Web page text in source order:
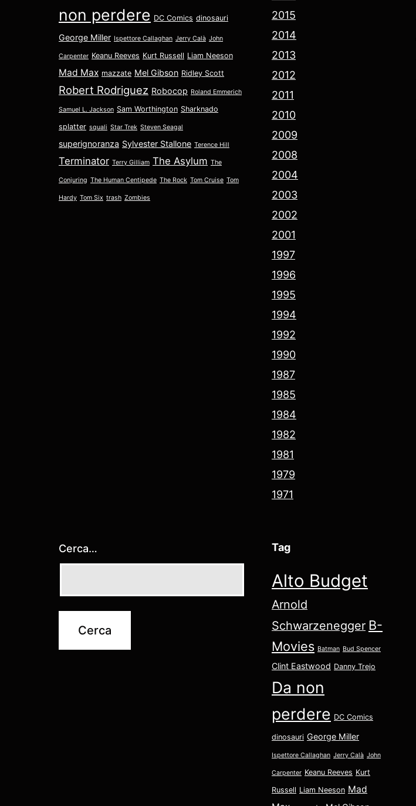
non perdere DC Comics dinosauri
George Miller Ispettore Callaghan Jerry Calà John
Carpenter Keanu Reeves Kurt Russell Liam Neeson
Mad Max mazzate Mel Gibson Ridley Scott
Robert Rodriguez Robocop Roland Emmerich
Samuel L. Jackson Sam Worthington Sharknado
splatter squali Star Trek Steven Seagal
superignoranza Sylvester Stallone Terence Hill
Terminator Terry Gilliam The Asylum The
Conjuring The Human Centipede The Rock Tom Cruise Tom
Hardy Tom Six trash Zombies
2015
2014
2013
2012
2011
2010
2009
2008
2004
2003
2002
2001
1997
1996
1995
1994
1992
1990
1987
1985
1984
1982
1981
1979
1971
Cerca… Tag
Alto Budget
Arnold
Schwarzenegger B-
Movies Batman Bud Spencer
Clint Eastwood Danny Trejo
Da non
perdere DC Comics
dinosauri George Miller
Ispettore Callaghan Jerry Calà John
Carpenter Keanu Reeves Kurt
Russell Liam Neeson Mad